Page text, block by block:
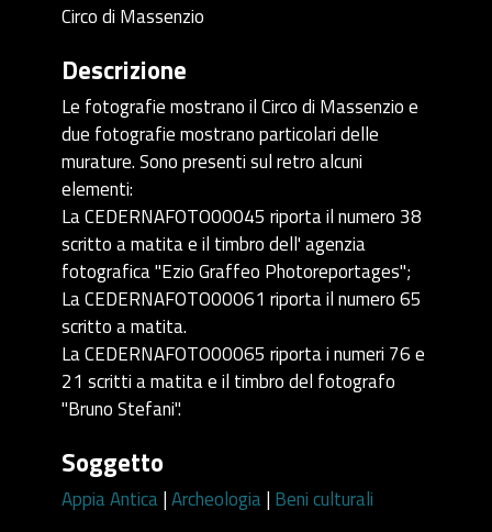
Circo di Massenzio
Descrizione
Le fotografie mostrano il Circo di Massenzio e
due fotografie mostrano particolari delle
murature. Sono presenti sul retro alcuni
elementi:
La CEDERNAFOTO00045 riporta il numero 38
scritto a matita e il timbro dell' agenzia
fotografica "Ezio Graffeo Photoreportages";
La CEDERNAFOTO00061 riporta il numero 65
scritto a matita.
La CEDERNAFOTO00065 riporta i numeri 76 e
21 scritti a matita e il timbro del fotografo
"Bruno Stefani".
Soggetto
Appia Antica|Archeologia| Beni culturali